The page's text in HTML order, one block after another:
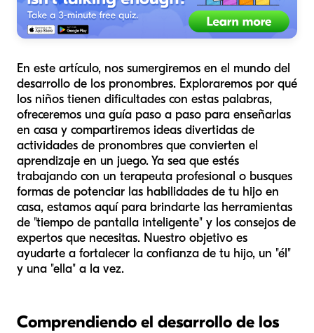
En este artículo, nos sumergiremos en el mundo del
desarrollo de los pronombres. Exploraremos por qué
los niños tienen dificultades con estas palabras,
ofreceremos una guía paso a paso para enseñarlas
en casa y compartiremos ideas divertidas de
actividades de pronombres que convierten el
aprendizaje en un juego. Ya sea que estés
trabajando con un terapeuta profesional o busques
formas de potenciar las habilidades de tu hijo en
casa, estamos aquí para brindarte las herramientas
de "tiempo de pantalla inteligente" y los consejos de
expertos que necesitas. Nuestro objetivo es
ayudarte a fortalecer la confianza de tu hijo, un "él"
y una "ella" a la vez.
Comprendiendo el desarrollo de los